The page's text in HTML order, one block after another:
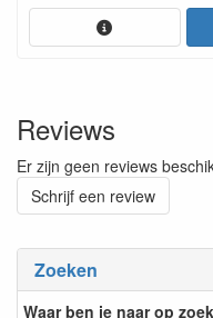
Zoeken
Waar ben je naar op
Reviews
Er zijn geen reviews
Schrijf een review